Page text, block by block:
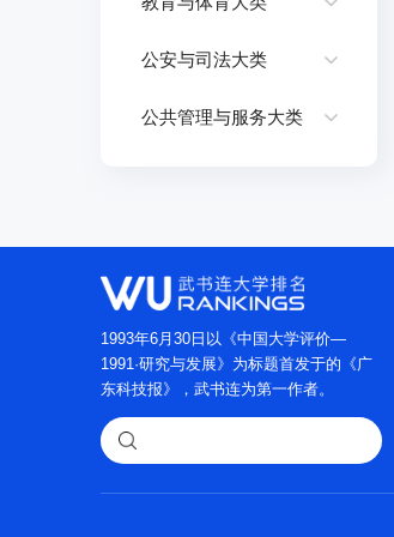
公安与司法大类
公共管理与服务大类
1993年6月30日以《中国大学评价—
1991·研究与发展》为标题首发于的《广
东科技报》，武书连为第一作者。